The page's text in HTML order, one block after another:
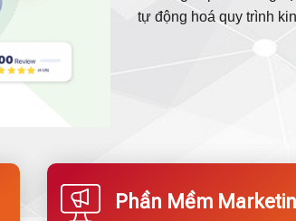
tự động hoá quy trình
Phần Mềm